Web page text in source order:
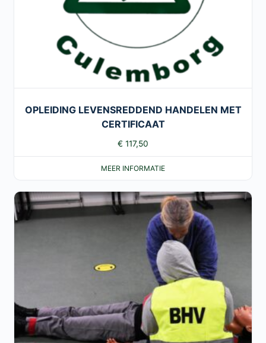
OPLEIDING LEVENSREDDEND HANDELEN MET
CERTIFICAAT
€ 117,50
MEER INFORMATIE